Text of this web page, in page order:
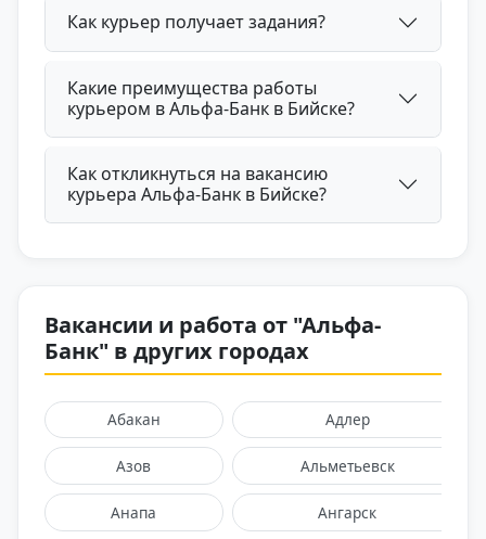
Как курьер получает задания?
Какие преимущества работы
курьером в Альфа-Банк в Бийске?
Как откликнуться на вакансию
курьера Альфа-Банк в Бийске?
Вакансии и работа от "Альфа-
Банк" в других городах
Абакан Адлер
Азов Альметьевск
Анапа Ангарск